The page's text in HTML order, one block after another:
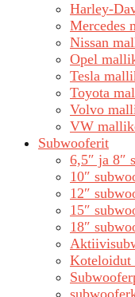
Harley-
Mercedes
Nissan
Opel
Tesla
Toyota
Volvo
VW
Subwooferit
6,5″ ja 8″
10″
12″
15″
18″
Koteloidut